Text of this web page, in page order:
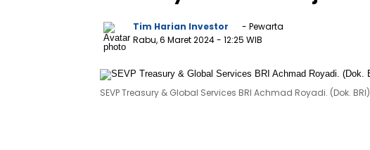
Tim Harian Investor
- Pewarta
Rabu, 6 Maret 2024- 12:25 WIB
SEVP Treasury & Global Services BRI Achmad Royadi. (Dok. BRI)